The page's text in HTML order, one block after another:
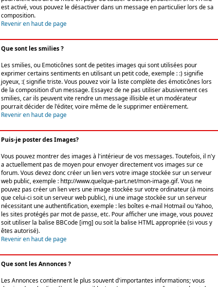
est activé, vous pouvez le désactiver dans un message en particulier lors de sa
composition.
Revenir en haut de page
Que sont les smilies ?
Les smilies, ou Emoticônes sont de petites images qui sont utilisées pour
exprimer certains sentiments en utilisant un petit code, exemple : :) signifie
joyeux, :( signifie triste. Vous pouvez voir la liste complète des émoticônes lors
de la composition d'un message. Essayez de ne pas utiliser abusivement ces
smilies, car ils peuvent vite rendre un message illisible et un modérateur
pourrait décider de l'éditer, voire même de le supprimer entièrement.
Revenir en haut de page
Puis-je poster des Images?
Vous pouvez montrer des images à l'intérieur de vos messages. Toutefois, il n'y
a actuellement pas de moyen pour envoyer directement vos images sur ce
forum. Vous devez donc créer un lien vers votre image stockée sur un serveur
web public, exemple : http://www.quelque-part.net/mon-image.gif. Vous ne
pouvez pas créer un lien vers une image stockée sur votre ordinateur (à moins
que celui-ci soit un serveur web public), ni une image stockée sur un serveur
nécessitant une authentification, exemple : les boîtes e-mail Hotmail ou Yahoo,
les sites protégés par mot de passe, etc. Pour afficher une image, vous pouvez
soit utiliser la balise BBCode [img] ou soit la balise HTML appropriée (si vous y
êtes autorisé).
Revenir en haut de page
Que sont les Annonces ?
Les Annonces contiennent le plus souvent d'importantes informations; vous